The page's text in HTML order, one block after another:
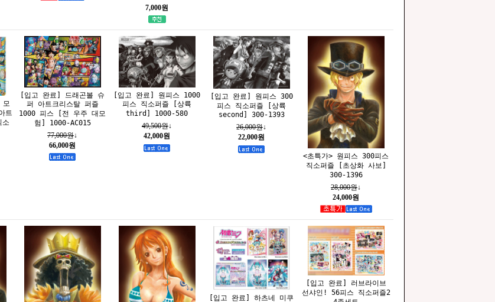
7,000원
모
트
소
[입고 완료] 드래곤볼 슈
퍼 아트크리스탈 퍼즐
1000 피스 [전 우주 대모
험] 1000-AC015
77,000원↓
66,000원
[입고 완료] 원피스 1000
피스 직소퍼즐 [상륙
third] 1000-580
49,500원↓
42,000원
[입고 완료] 원피스 300
피스 직소퍼즐 [상륙
second] 300-1393
26,000원↓
22,000원
<초특가> 원피스 300피스
직소퍼즐 [초상화 사보]
300-1396
28,000원↓
24,000원
[입고 완료] 하츠네 미쿠
[입고 완료] 러브라이브
선샤인! 56피스 직소퍼즐2